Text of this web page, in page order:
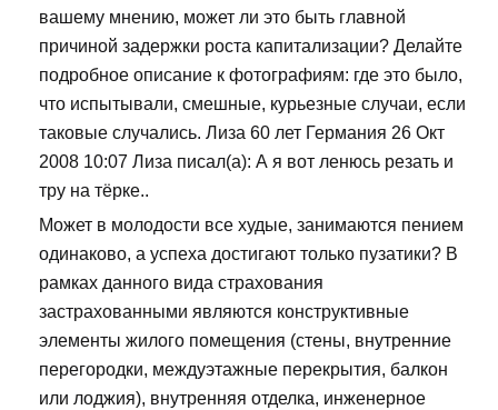
вашему мнению, может ли это быть главной
причиной задержки роста капитализации? Делайте
подробное описание к фотографиям: где это было,
что испытывали, смешные, курьезные случаи, если
таковые случались. Лиза 60 лет Германия 26 Окт
2008 10:07 Лиза писал(а): А я вот ленюсь резать и
тру на тёрке..
Может в молодости все худые, занимаются пением
одинаково, а успеха достигают только пузатики? В
рамках данного вида страхования
застрахованными являются конструктивные
элементы жилого помещения (стены, внутренние
перегородки, междуэтажные перекрытия, балкон
или лоджия), внутренняя отделка, инженерное